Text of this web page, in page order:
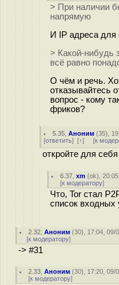
> При наличии
напрямую
И IP адреса
> Какой-нибудь
всё равно
О чём и речь.
отказывайтесь
вопрос - кому
фриков?
5.35 ,Аноним (35),
[ответить] [↑] [к
откройте для
6.37 ,xm (ok),
[к модератору]
Что, Tor стал
список входных
2.32 ,Аноним (30), 17:04, 09/
[к модератору]
-> #31
2.33 ,Аноним (30), 17:20, 09/
[к модератору]